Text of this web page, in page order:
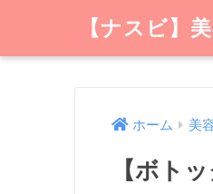
【ナスビ】
ホーム 美
【ボト